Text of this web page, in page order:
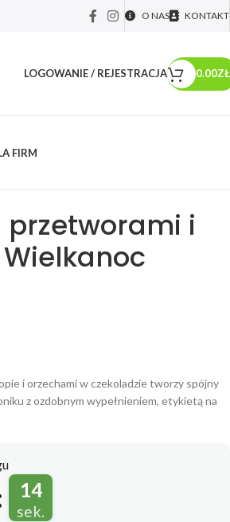
O NAS KONTAKT
LOGOWANIE / REJESTRACJA 0.00ZŁ
FIRM
i
i orzechami w czekoladzie tworzy spójny
z ozdobnym wypełnieniem, etykietą na
12
sek.